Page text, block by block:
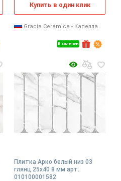
В наличии
Купить в один клик
Gracia Ceramica - Капелла
Плитка Арко белый низ 03
глянц 25x40 8 мм арт.
010100001582